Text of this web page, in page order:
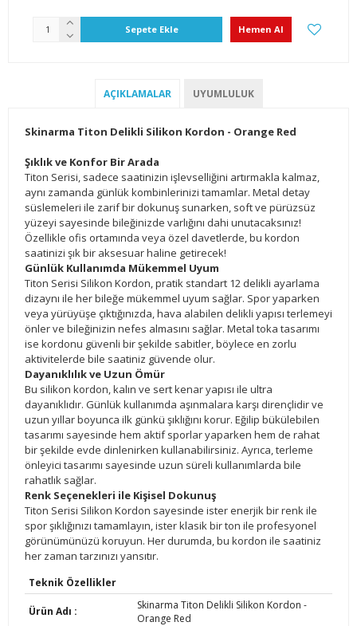
Sepete Ekle Hemen Al
AÇIKLAMALAR UYUMLULUK
Skinarma Titon Delikli Silikon Kordon - Orange Red
Şıklık ve Konfor Bir Arada
Titon Serisi, sadece saatinizin işlevselliğini artırmakla kalmaz,
aynı zamanda günlük kombinlerinizi tamamlar. Metal detay
süslemeleri ile zarif bir dokunuş sunarken, soft ve pürüzsüz
yüzeyi sayesinde bileğinizde varlığını dahi unutacaksınız!
Özellikle ofis ortamında veya özel davetlerde, bu kordon
saatinizi şık bir aksesuar haline getirecek!
Günlük Kullanımda Mükemmel Uyum
Titon Serisi Silikon Kordon, pratik standart 12 delikli ayarlama
dizaynı ile her bileğe mükemmel uyum sağlar. Spor yaparken
veya yürüyüşe çıktığınızda, hava alabilen delikli yapısı terlemeyi
önler ve bileğinizin nefes almasını sağlar. Metal toka tasarımı
ise kordonu güvenli bir şekilde sabitler, böylece en zorlu
aktivitelerde bile saatiniz güvende olur.
Dayanıklılık ve Uzun Ömür
Bu silikon kordon, kalın ve sert kenar yapısı ile ultra
dayanıklıdır. Günlük kullanımda aşınmalara karşı dirençlidir ve
uzun yıllar boyunca ilk günkü şıklığını korur. Eğilip bükülebilen
tasarımı sayesinde hem aktif sporlar yaparken hem de rahat
bir şekilde evde dinlenirken kullanabilirsiniz. Ayrıca, terleme
önleyici tasarımı sayesinde uzun süreli kullanımlarda bile
rahatlık sağlar.
Renk Seçenekleri ile Kişisel Dokunuş
Titon Serisi Silikon Kordon sayesinde ister enerjik bir renk ile
spor şıklığınızı tamamlayın, ister klasik bir ton ile profesyonel
görünümünüzü koruyun. Her durumda, bu kordon ile saatiniz
her zaman tarzınızı yansıtır.
Teknik Özellikler
Ürün Adı :
Skinarma Titon Delikli Silikon Kordon -
Orange Red